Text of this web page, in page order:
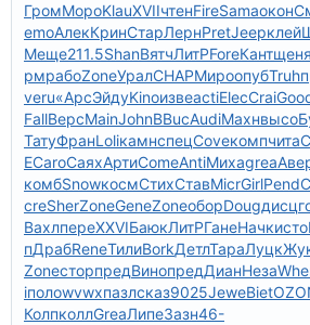
ГромМороKlauXVIIчтенFireSamaокон
emoАлекКринСтарЛернPretJeepклей
Меще211.5ShanВятчЛитРForeКантщеня
рмрабоZoneУралCHAPМироопубTruh
veru«АрсЭйдуKinoизвеactiElecCrai
FallВерсMainJohnBBucAudiМахнвысо
ТатуФранLoliкамнспецCoveкомпчита
ECaroСаяхАртиComeAntiМихаgrea
комбSnowкосмСтихСтавMicrGirlPend
creSherZoneGeneZoneоборDougдисц
ВахлпереXXVIБаюкЛитРГанеНачкисто
пДрабReneТилиBorkДетлТараЛуцк
ZoneсторпредВинопредДианНеза
iполоwvwxпазлсказ9025JeweBiet
КолпколлGreaЛипеЗазн46-